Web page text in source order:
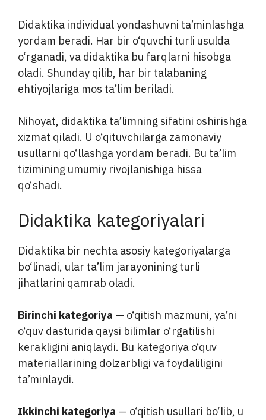
Didaktika individual yondashuvni ta’minlashga
yordam beradi. Har bir o‘quvchi turli usulda
o‘rganadi, va didaktika bu farqlarni hisobga
oladi. Shunday qilib, har bir talabaning
ehtiyojlariga mos ta’lim beriladi.
Nihoyat, didaktika ta’limning sifatini oshirishga
xizmat qiladi. U o‘qituvchilarga zamonaviy
usullarni qo‘llashga yordam beradi. Bu ta’lim
tizimining umumiy rivojlanishiga hissa
qo‘shadi.
Didaktika kategoriyalari
Didaktika bir nechta asosiy kategoriyalarga
bo‘linadi, ular ta’lim jarayonining turli
jihatlarini qamrab oladi.
Birinchi kategoriya — o‘qitish mazmuni, ya’ni
o‘quv dasturida qaysi bilimlar o‘rgatilishi
kerakligini aniqlaydi. Bu kategoriya o‘quv
materiallarining dolzarbligi va foydaliligini
ta’minlaydi.
Ikkinchi kategoriya — o‘qitish usullari bo‘lib, u